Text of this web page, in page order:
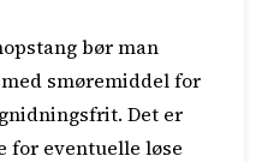
bør man
smøremiddel for
Det er
for eventuelle løse